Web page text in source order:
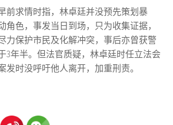
前求情时指，林卓廷并没预先策划暴
角色，事发当日到场，只为收集证据，
力保护市民及化解冲突，事后亦曾获警
3年半。但法官质疑，林卓廷时任立法会
发时没呼吁他人离开，加重刑责。